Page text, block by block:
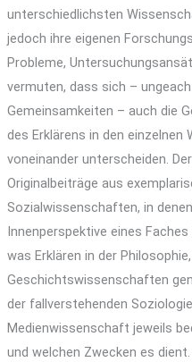
unterschiedlichsten
jedoch ihre eigenen
Probleme,
vermuten, dass sich –
Gemeinsamkeiten – auch die
des Erklärens in den
voneinander unterscheiden.
Originalbeiträge aus
Sozialwissenschaften, in
Innenperspektive eines
was Erklären in der
Geschichtswissenschaften
der fallverstehenden
Medienwissenschaft jeweils
und welchen Zwecken es